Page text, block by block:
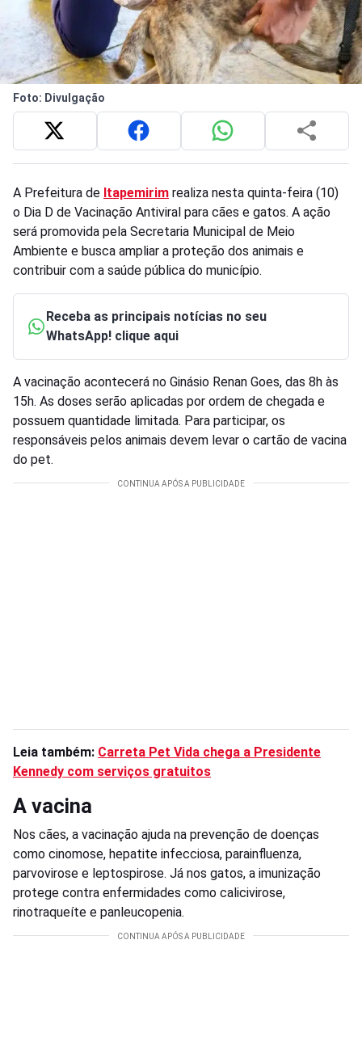
Foto: Divulgação
A Prefeitura de Itapemirim realiza nesta quinta-feira (10)
o Dia D de Vacinação Antiviral para cães e gatos. A ação
será promovida pela Secretaria Municipal de Meio
Ambiente e busca ampliar a proteção dos animais e
contribuir com a saúde pública do município.
Receba as principais notícias no seu
WhatsApp! clique aqui
A vacinação acontecerá no Ginásio Renan Goes, das 8h às
15h. As doses serão aplicadas por ordem de chegada e
possuem quantidade limitada. Para participar, os
responsáveis pelos animais devem levar o cartão de vacina
do pet.
Leia também: Carreta Pet Vida chega a Presidente
Kennedy com serviços gratuitos
A vacina
Nos cães, a vacinação ajuda na prevenção de doenças
como cinomose, hepatite infecciosa, parainfluenza,
parvovirose e leptospirose. Já nos gatos, a imunização
protege contra enfermidades como calicivirose,
rinotraqueíte e panleucopenia.